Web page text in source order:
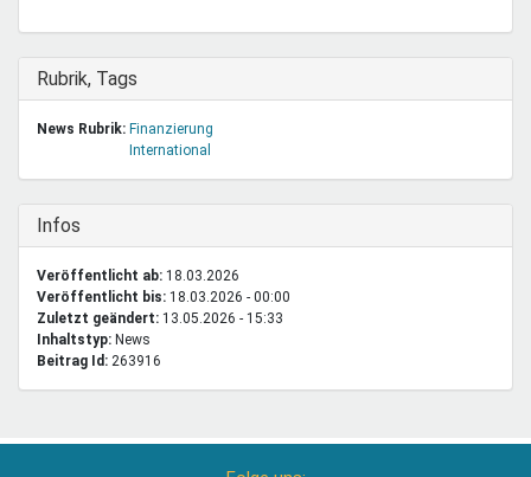
Ausblenden
Rubrik, Tags
News Rubrik: Finanzierung
International
Ausblenden
Infos
Veröffentlicht ab: 18.03.2026
Veröffentlicht bis: 18.03.2026 - 00:00
Zuletzt geändert: 13.05.2026 - 15:33
Inhaltstyp:
news
Beitrag Id: 263916